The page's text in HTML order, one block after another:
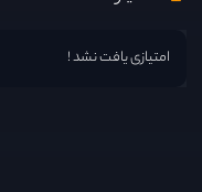
امتیازی یافت نشد !